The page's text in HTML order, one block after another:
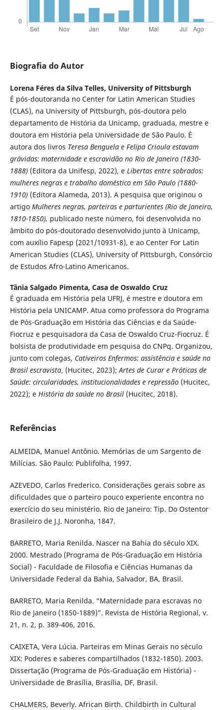
Biografia do Autor
Lorena Féres da Silva Telles, University of Pittsburgh
É pós-doutoranda no Center for Latin American Studies
(CLAS), na University of Pittsburgh, pós-doutora pelo
departamento de História da Unicamp, graduada, mestre e
doutora em História pela Universidade de São Paulo. É
autora dos livros Teresa Benguela e Felipa Crioula estavam
grávidas: maternidade e escravidão no Rio de Janeiro (1830-
1888)(Editora da Unifesp, 2022), e Libertas entre sobrados:
mulheres negras e trabalho doméstico em São Paulo (1880-
1910)(Editora Alameda, 2013). A pesquisa que originou o
artigo Mulheres negras, parteiras e parturientes (Rio de Janeiro,
1810-1850), publicado neste número, foi desenvolvida no
âmbito do pós-doutorado desenvolvido junto à Unicamp,
com auxílio Fapesp (2021/10931-8), e ao Center For Latin
American Studies (CLAS), University of Pittsburgh, Consórcio
de Estudos Afro-Latino Americanos.
Tânia Salgado Pimenta, Casa de Oswaldo Cruz
É graduada em História pela UFRJ, é mestre e doutora em
História pela UNICAMP. Atua como professora do Programa
de Pós-Graduação em História das Ciências e da Saúde-
Fiocruz e pesquisadora da Casa de Oswaldo Cruz-Fiocruz. É
bolsista de produtividade em pesquisa do CNPq. Organizou,
junto com colegas, Cativeiros Enfermos: assistência e saúde no
Brasil escravista, (Hucitec, 2023);Artes de Curar e Práticas de
Saúde: circularidades, institucionalidades e repressão(Hucitec,
2022); e História da saúde no Brasil(Hucitec, 2018).
Referências
ALMEIDA, Manuel Antônio. Memórias de um Sargento de
Milícias. São Paulo: Publifolha, 1997.
AZEVEDO, Carlos Frederico. Considerações gerais sobre as
dificuldades que o parteiro pouco experiente encontra no
exercício do seu ministério. Rio de Janeiro: Tip. Do Ostentor
Brasileiro de J.J. Noronha, 1847.
BARRETO, Maria Renilda. Nascer na Bahia do século XIX.
2000. Mestrado (Programa de Pós-Graduação em História
Social) - Faculdade de Filosofia e Ciências Humanas da
Universidade Federal da Bahia, Salvador, BA, Brasil.
BARRETO, Maria Renilda. “Maternidade para escravas no
Rio de Janeiro (1850-1889)”. Revista de História Regional, v.
21, n. 2, p. 389-406, 2016.
CAIXETA, Vera Lúcia. Parteiras em Minas Gerais no século
XIX: Poderes e saberes compartilhados (1832-1850). 2003.
Dissertação (Programa de Pós-Graduação em História) -
Universidade de Brasília, Brasília, DF, Brasil.
CHALMERS, Beverly. African Birth. Childbirth in Cultural